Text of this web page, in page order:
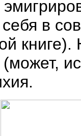
в
(может,